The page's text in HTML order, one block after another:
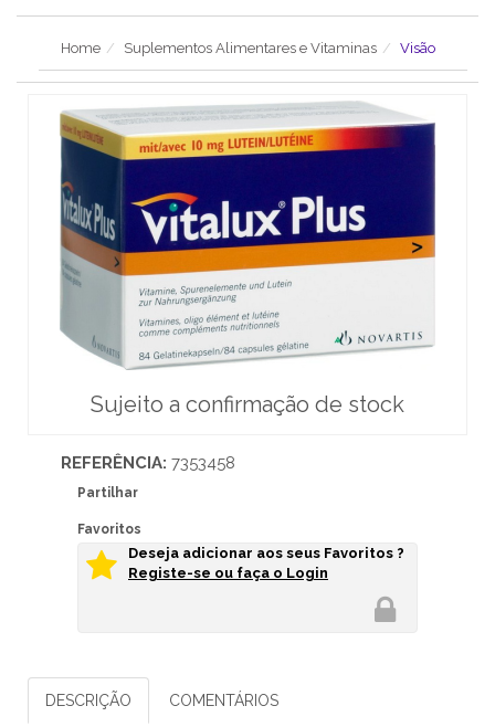
Home Suplementos Alimentares e Vitaminas Visão
Sujeito a confirmação de stock
REFERÊNCIA: 7353458
Partilhar
Favoritos
Deseja adicionar aos seus Favoritos ?
Registe-se ou faça o Login
DESCRIÇÃO COMENTÁRIOS